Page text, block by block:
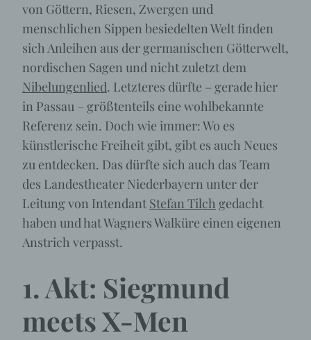
von Göttern, Riesen, Zwergen und
menschlichen Sippen besiedelten Welt finden
sich Anleihen aus der germanischen Götterwelt,
nordischen Sagen und nicht zuletzt dem
Nibelungenlied. Letzteres dürfte – gerade hier
in Passau – größtenteils eine wohlbekannte
Referenz sein. Doch wie immer: Wo es
künstlerische Freiheit gibt, gibt es auch Neues
zu entdecken. Das dürfte sich auch das Team
des Landestheater Niederbayern unter der
Leitung von IntendantStefan Tilch gedacht
haben und hat Wagners Walküre einen eigenen
Anstrich verpasst.
1. Akt: Siegmund
meets X-Men